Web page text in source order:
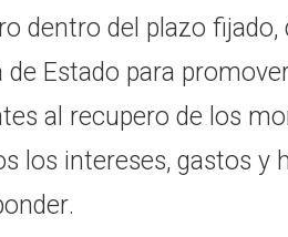
dentro del plazo fijado,
de Estado para
al recupero de los
los intereses, gastos y